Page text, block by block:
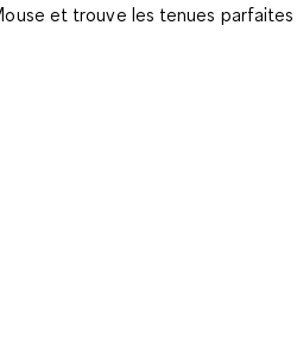
et trouve les tenues